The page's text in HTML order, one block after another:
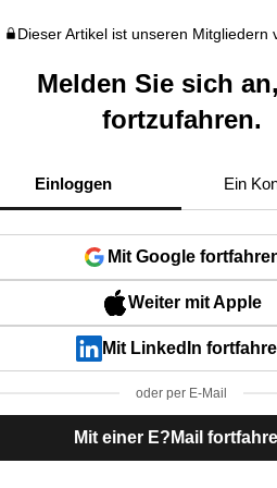
Dieser Artikel ist unseren Mitgliedern
Melden Sie sich
fortzufahren.
Einloggen Ein
Mit Google
Weiter mit Apple
Mit LinkedIn
oder per E-Mail
Mit einer E?Mail